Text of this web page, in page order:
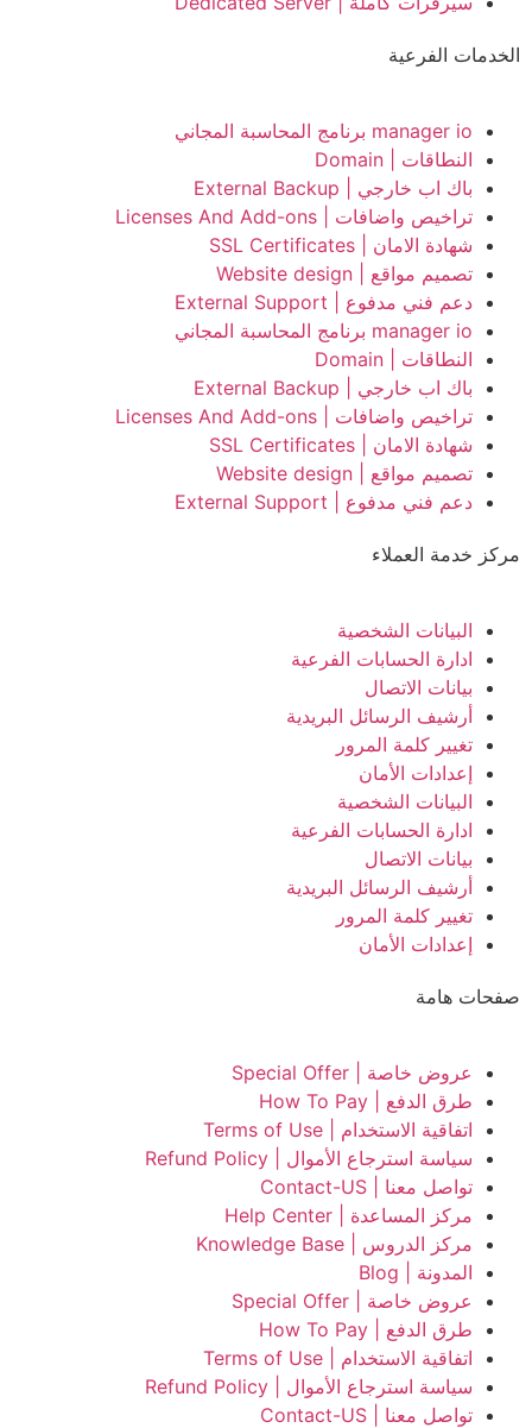
الخدمات الفرعية
manager io برنامج المحاسبة المجاني
النطاقات | Domain
باك اب خارجي | External Backup
تراخيص واضافات | Licenses And Add-ons
شهادة الامان | SSL Certificates
تصميم مواقع | Website design
دعم فني مدفوع | External Support
manager io برنامج المحاسبة المجاني
النطاقات | Domain
باك اب خارجي | External Backup
تراخيص واضافات | Licenses And Add-ons
شهادة الامان | SSL Certificates
تصميم مواقع | Website design
دعم فني مدفوع | External Support
مركز خدمة العملاء
البيانات الشخصية
ادارة الحسابات الفرعية
بيانات الاتصال
أرشيف الرسائل البريدية
تغيير كلمة المرور
إعدادات الأمان
البيانات الشخصية
ادارة الحسابات الفرعية
بيانات الاتصال
أرشيف الرسائل البريدية
تغيير كلمة المرور
إعدادات الأمان
صفحات هامة
عروض خاصة | Special Offer
طرق الدفع | How To Pay
اتفاقية الاستخدام | Terms of Use
سياسة استرجاع الأموال | Refund Policy
تواصل معنا | Contact-US
مركز المساعدة | Help Center
مركز الدروس | Knowledge Base
المدونة | Blog
عروض خاصة | Special Offer
طرق الدفع | How To Pay
اتفاقية الاستخدام | Terms of Use
سياسة استرجاع الأموال | Refund Policy
تواصل معنا | Contact-US